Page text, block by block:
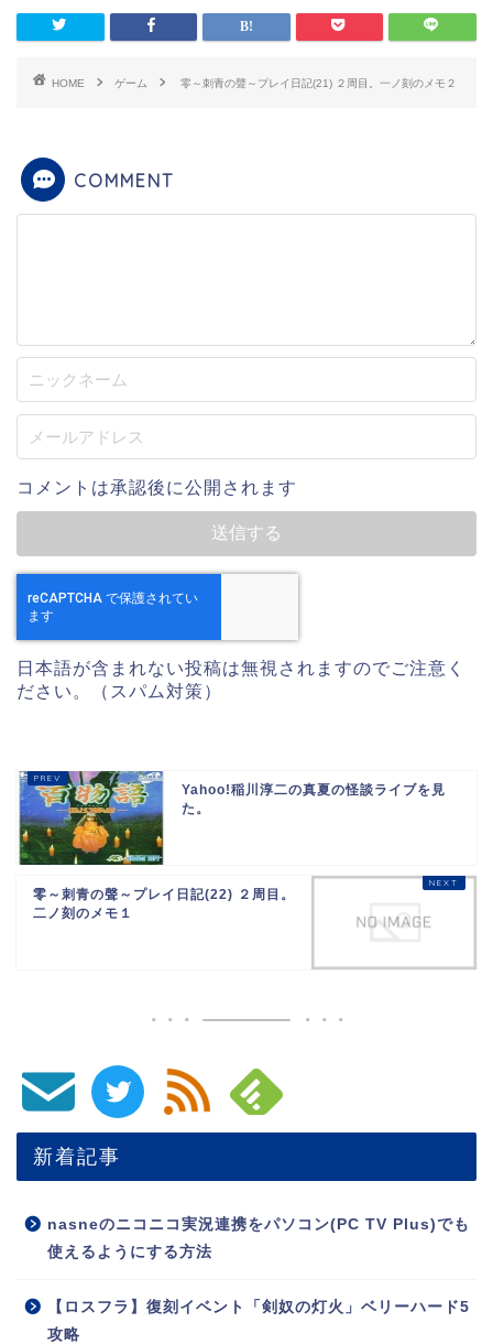
HOME ゲーム 零～刺青の聲～プレイ日記(21) ２周目。一ノ刻のメモ２
COMMENT
コメントは承認後に公開されます
日本語が含まれない投稿は無視されますのでご注意く
ださい。（スパム対策）
Yahoo!稲川淳二の真夏の怪談ライブを見
た。
零～刺青の聲～プレイ日記(22) ２周目。
二ノ刻のメモ１
新着記事
nasneのニコニコ実況連携をパソコン(PC TV Plus)でも
使えるようにする方法
【ロスフラ】復刻イベント「剣奴の灯火」ベリーハード5
攻略